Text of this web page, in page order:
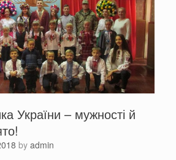
України – мужності й
by admin